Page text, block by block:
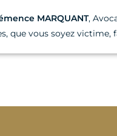
MARQUANT,
que vous soyez victime,